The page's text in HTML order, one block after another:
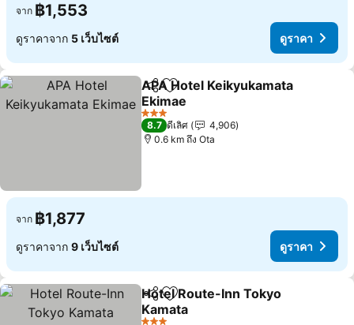
จาก ฿1,553
ดูราคาจาก 5 เว็บไซต์ ดูราคา
แชร์ เพิ่มในรายการโปรด
APA Hotel Keikyukamata
Ekimae
3 ดาว
8.7 ดีเลิศ
4,906
0.6 km ถึง Ota
จาก ฿1,877
ดูราคาจาก 9 เว็บไซต์ ดูราคา
แชร์ เพิ่มในรายการโปรด
Hotel Route-Inn Tokyo
Kamata